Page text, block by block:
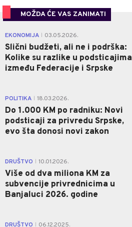
MOŽDA ĆE VAS ZANIMATI
EKONOMIJA 03.05.2026.
Slični budžeti, ali ne i podrška:
Kolike su razlike u podsticajima
između Federacije i Srpske
POLITIKA 18.03.2026.
Do 1.000 KM po radniku: Novi
podsticaji za privredu Srpske,
evo šta donosi novi zakon
DRUŠTVO 10.01.2026.
Više od dva miliona KM za
subvencije privrednicima u
Banjaluci 2026. godine
DRUŠTVO 06.12.2025.